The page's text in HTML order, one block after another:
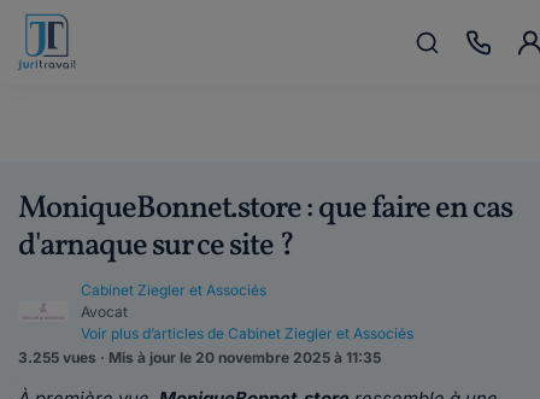
MoniqueBonnet.store : que faire en cas
d'arnaque sur ce site ?
Cabinet Ziegler et Associés
Avocat
Voir plus d’articles de Cabinet Ziegler et Associés
3.255 vues · Mis à jour le 20 novembre 2025 à 11:35